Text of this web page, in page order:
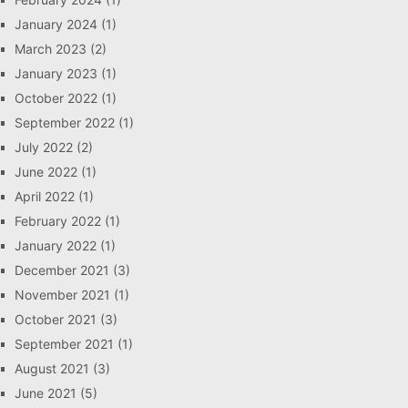
January 2024 (1)
March 2023 (2)
January 2023 (1)
October 2022 (1)
September 2022 (1)
July 2022 (2)
June 2022 (1)
April 2022 (1)
February 2022 (1)
January 2022 (1)
December 2021 (3)
November 2021 (1)
October 2021 (3)
September 2021 (1)
August 2021 (3)
June 2021 (5)